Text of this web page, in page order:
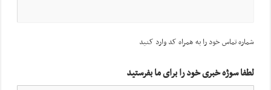
شماره تماس خود را به همراه کد وارد کنید
لطفا سوژه خبری خود را برای ما بفرستید